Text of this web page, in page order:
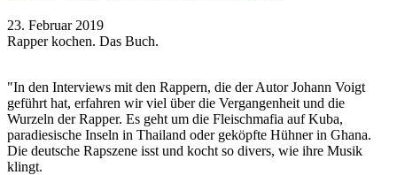
23. Februar 2019
Rapper kochen. Das Buch.
"In den Interviews mit den Rappern, die der Autor Johann Voigt
geführt hat, erfahren wir viel über die Vergangenheit und die
Wurzeln der Rapper. Es geht um die Fleischmafia auf Kuba,
paradiesische Inseln in Thailand oder geköpfte Hühner in Ghana.
Die deutsche Rapszene isst und kocht so divers, wie ihre Musik
klingt.